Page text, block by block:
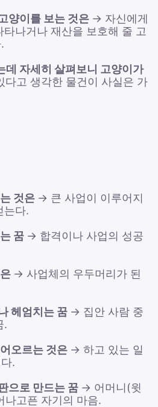
양이를 보는 것은 → 자신에게
나거나 재산을 보호해 줄 고
데 자세히 살펴보니 고양이가
고 생각한 물건이 사실은 가
것은 → 큰 사업이 이루어지
는다.
꿈 → 합격이나 사업의 성공
→ 사업체의 우두머리가 된
헤엄치는 꿈 → 집안 사람 중
.
오르는 것은 → 하고 있는 일
.
으로 만드는 꿈 → 어머니(윗
나고픈 자기의 마음.